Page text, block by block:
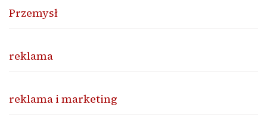
Przemysł
reklama
reklama i marketing